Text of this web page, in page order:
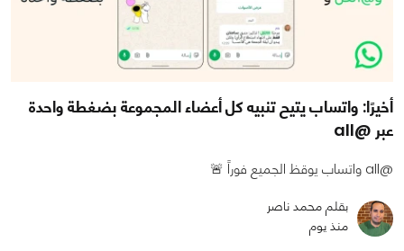
أخيرًا: واتساب يتيح تنبيه كل أعضاء المجموعة بضغطة واحدة
عبر @all
@all واتساب يوقظ الجميع فوراً 🚨
بقلم محمد ناصر
منذ يوم